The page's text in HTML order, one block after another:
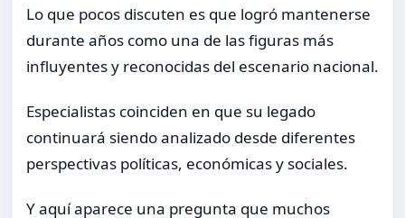
Lo que pocos discuten es que logró mantenerse
durante años como una de las figuras más
influyentes y reconocidas del escenario nacional.
Especialistas coinciden en que su legado
continuará siendo analizado desde diferentes
perspectivas políticas, económicas y sociales.
Y aquí aparece una pregunta que muchos